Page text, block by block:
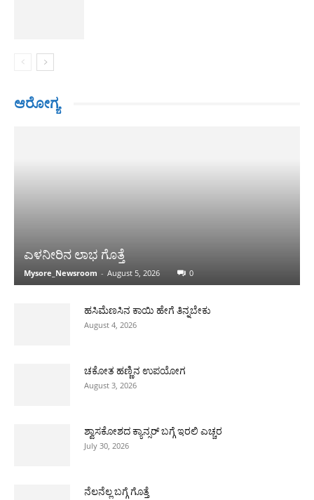
ಆರೋಗ್ಯ
ಎಳನೀರಿನ ಲಾಭ ಗೊತ್ತೆ
Mysore_Newsroom - August 5, 2026 0
ಹಸಿಮೆಣಸಿನ ಕಾಯಿ ಹೇಗೆ ತಿನ್ನಬೇಕು
August 4, 2026
ಚಕೋತ ಹಣ್ಣಿನ ಉಪಯೋಗ
August 3, 2026
ಶ್ವಾಸಕೋಶದ ಕ್ಯಾನ್ಸರ್ ಬಗ್ಗೆ ಇರಲಿ ಎಚ್ಚರ
July 30, 2026
ನೆಲನೆಲ್ಲ ಬಗ್ಗೆ ಗೊತ್ತೆ